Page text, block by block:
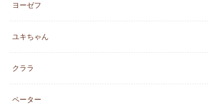
ヨーゼフ
ユキちゃん
クララ
ペーター